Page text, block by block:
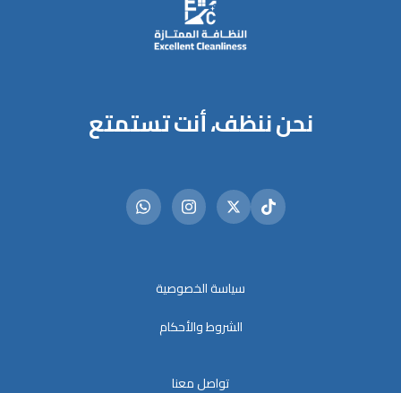
نحن ننظف، أنت تستمتع
سياسة الخصوصية
الشروط والأحكام
تواصل معنا